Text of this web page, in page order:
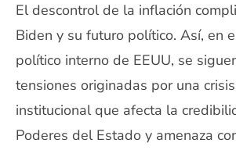
El descontrol de la inflación
Biden y su futuro político. Así, en
político interno de EEUU, se
tensiones originadas por una
institucional que afecta la
Poderes del Estado y amenaza